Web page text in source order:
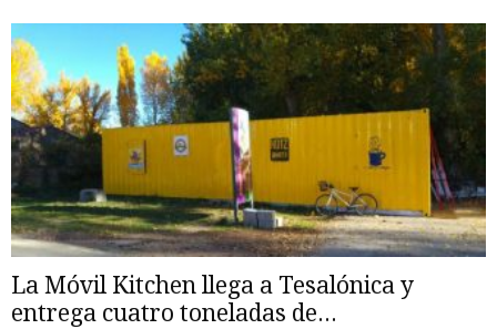
La Móvil Kitchen llega a Tesalónica y
entrega cuatro toneladas de...